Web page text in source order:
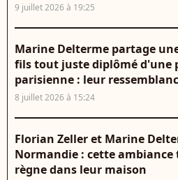
9 juillet 2026 à 19:25
Marine Delterme partage
fils tout juste diplômé d'une
parisienne : leur
8 juillet 2026 à 15:24
Florian Zeller et Marine
Normandie : cette
règne dans leur maison